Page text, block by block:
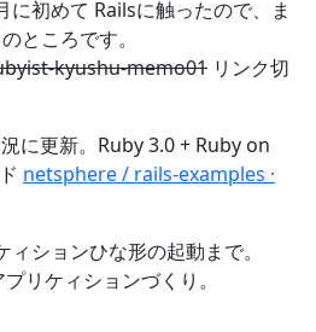
に初めて Railsに触ったので、ま
ところです。
kyushu-memo01 リンク切
に更新。Ruby 3.0 + Ruby on
netsphere / rails-examples ·
ションひな形の起動まで。
リケィションづくり。